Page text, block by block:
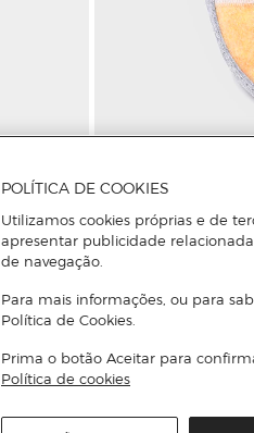
POLÍTICA DE COOKIES
Utilizamos cookies próprias e de
apresentar publicidade
de navegação.
Para mais informações, ou para
Política de Cookies.
Prima o botão Aceitar para
Política de cookies